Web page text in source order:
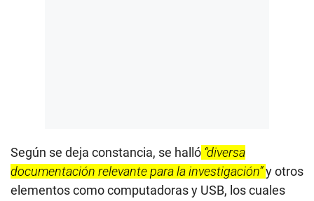
Según se deja constancia, se halló “diversa
documentación relevante para la investigación”y otros
elementos como computadoras y USB, los cuales